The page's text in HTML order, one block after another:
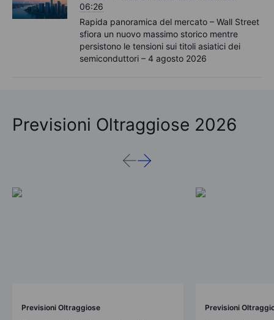
06:26
Rapida panoramica del mercato – Wall Street
sfiora un nuovo massimo storico mentre
persistono le tensioni sui titoli asiatici dei
semiconduttori – 4 agosto 2026
Previsioni Oltraggiose 2026
Previsioni Oltraggiose Previsioni